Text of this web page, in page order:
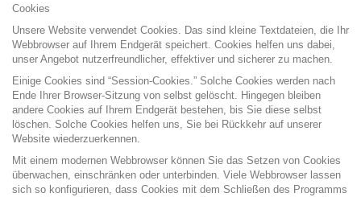
Cookies
Unsere Website verwendet Cookies. Das sind kleine Textdateien, die Ihr
Webbrowser auf Ihrem Endgerät speichert. Cookies helfen uns dabei,
unser Angebot nutzerfreundlicher, effektiver und sicherer zu machen.
Einige Cookies sind “Session-Cookies.” Solche Cookies werden nach
Ende Ihrer Browser-Sitzung von selbst gelöscht. Hingegen bleiben
andere Cookies auf Ihrem Endgerät bestehen, bis Sie diese selbst
löschen. Solche Cookies helfen uns, Sie bei Rückkehr auf unserer
Website wiederzuerkennen.
Mit einem modernen Webbrowser können Sie das Setzen von Cookies
überwachen, einschränken oder unterbinden. Viele Webbrowser lassen
sich so konfigurieren, dass Cookies mit dem Schließen des Programms